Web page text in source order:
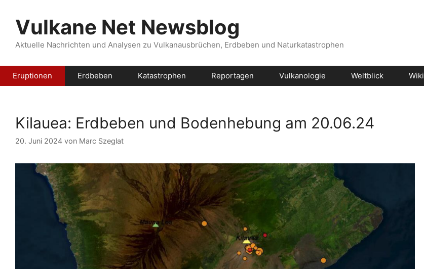
Inhalt
springenVulkane Net Newsblog
Aktuelle Nachrichten und Analysen zu Vulkanausbrüchen, Erdbeben und Naturkatastrophen
Eruptionen Erdbeben Katastrophen Reportagen Vulkanologie Weltblick Wiki
Kilauea: Erdbeben und Bodenhebung am 20.06.24
20. Juni 2024 von Marc Szeglat